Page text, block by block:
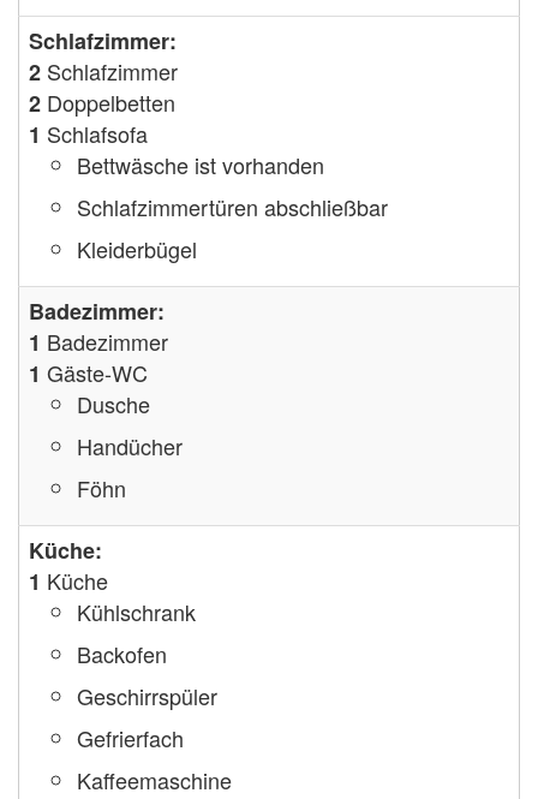
Schlafzimmer:
2 Schlafzimmer
2 Doppelbetten
1 Schlafsofa
Bettwäsche ist vorhanden
Schlafzimmertüren abschließbar
Kleiderbügel
Badezimmer:
1 Badezimmer
1 Gäste-WC
Dusche
Handücher
Föhn
Küche:
1 Küche
Kühlschrank
Backofen
Geschirrspüler
Gefrierfach
Kaffeemaschine